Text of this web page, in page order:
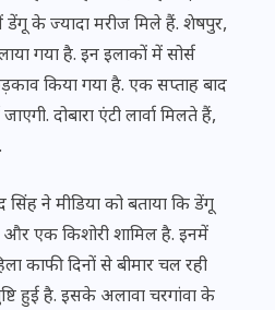
के ज्यादा मरीज मिले हैं. शेषपुर,
गया है. इन इलाकों में सोर्स
किया गया है. एक सप्ताह बाद
दोबारा एंटी लार्वा मिलते हैं,
ने मीडिया को बताया कि डेंगू
और एक किशोरी शामिल है. इनमें
काफी दिनों से बीमार चल रही
हुई है. इसके अलावा चरगांवा के